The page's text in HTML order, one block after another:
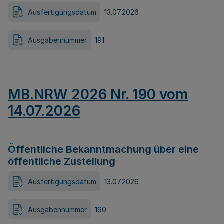
Ausfertigungsdatum 13.07.2026
Ausgabennummer 191
MB.NRW 2026 Nr. 190 vom
14.07.2026
Öffentliche Bekanntmachung über eine
öffentliche Zustellung
Ausfertigungsdatum 13.07.2026
Ausgabennummer 190